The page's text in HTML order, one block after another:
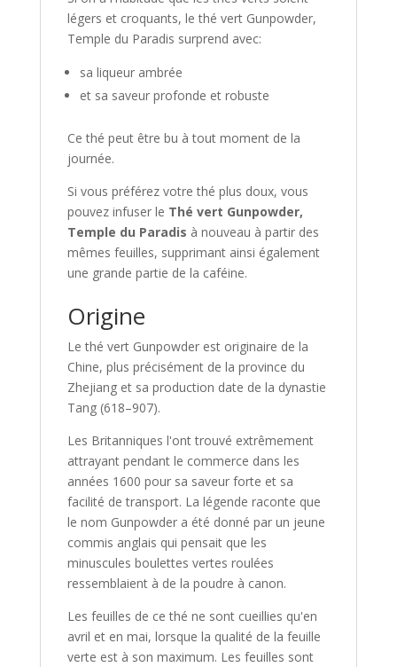
légers et croquants, le thé vert Gunpowder,
Temple du Paradis surprend avec:
sa liqueur ambrée
et sa saveur profonde et robuste
Ce thé peut être bu à tout moment de la
journée.
Si vous préférez votre thé plus doux, vous
pouvez infuser le Thé vert Gunpowder,
Temple du Paradis à nouveau à partir des
mêmes feuilles, supprimant ainsi également
une grande partie de la caféine.
Origine
Le thé vert Gunpowder est originaire de la
Chine, plus précisément de la province du
Zhejiang et sa production date de la dynastie
Tang (618–907).
Les Britanniques l'ont trouvé extrêmement
attrayant pendant le commerce dans les
années 1600 pour sa saveur forte et sa
facilité de transport. La légende raconte que
le nom Gunpowder a été donné par un jeune
commis anglais qui pensait que les
minuscules boulettes vertes roulées
ressemblaient à de la poudre à canon.
Les feuilles de ce thé ne sont cueillies qu'en
avril et en mai, lorsque la qualité de la feuille
verte est à son maximum. Les feuilles sont